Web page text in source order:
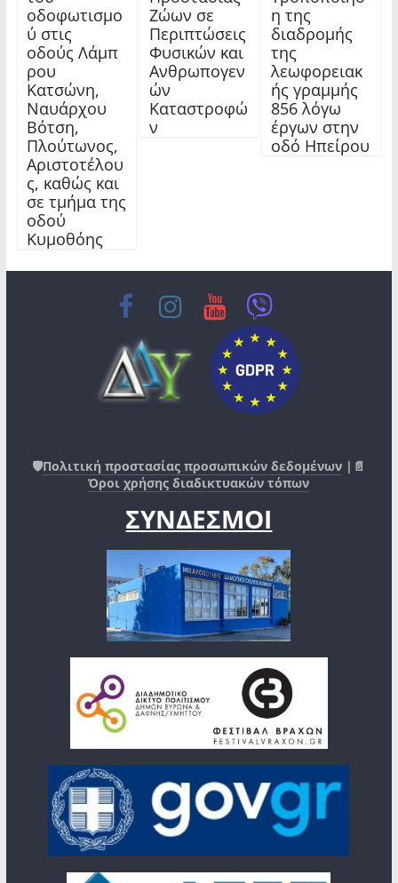
οδοφωτισμο
ύ στις
οδούς Λάμπ
ρου
Κατσώνη,
Ναυάρχου
Βότση,
Πλούτωνος,
Αριστοτέλου
ς, καθώς και
σε τμήμα της
οδού
Κυμοθόης
Ζώων σε
Περιπτώσεις
Φυσικών και
Ανθρωπογεν
ών
Καταστροφώ
ν
η της
διαδρομής
της
λεωφορειακ
ής γραμμής
856 λόγω
έργων στην
οδό Ηπείρου
🛡️Πολιτική προστασίας προσωπικών δεδομένων |📄
Όροι χρήσης διαδικτυακών τόπων
ΣΥΝΔΕΣΜΟΙ